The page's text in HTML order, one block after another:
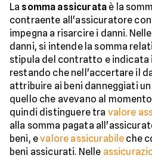
La somma assicurata è la
contraente all'assicuratore
impegna a risarcire i danni.
danni, si intende la somma
stipula del contratto e indicata
restando che nell'accertare il
attribuire ai beni danneggiati
quello che avevano al
quindi distinguere tra valore
alla somma pagata
beni, evalore assicurabile che
beni assicurati. Nelle